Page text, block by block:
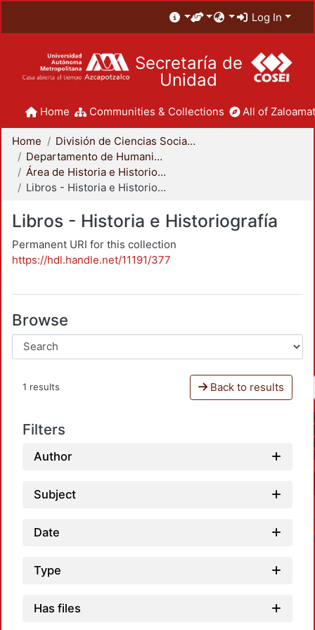
Log In
Secretaría de
Unidad
Home Communities & Collections All of
Home
División de Ciencias Sociales y Humanidades
Departamento de Humanidades
Área de Historia e Historiografía
Libros - Historia e Historiografía
Libros - Historia e Historiografía
Permanent URI for this collection
https://hdl.handle.net/11191/377
Browse
1 results Back to results
Filters
Author
Subject
Date
Type
Has files